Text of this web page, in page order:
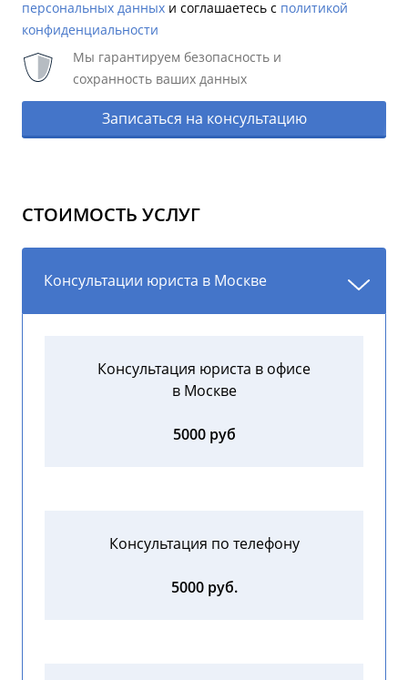
персональных данных и соглашаетесь c политикой
конфиденциальности
Мы гарантируем безопасность и
сохранность ваших данных
Записаться на консультацию
СТОИМОСТЬ УСЛУГ
Консультации юриста в Москве
Консультация юриста в офисе
в Москве
5000 руб
Консультация по телефону
5000 руб.